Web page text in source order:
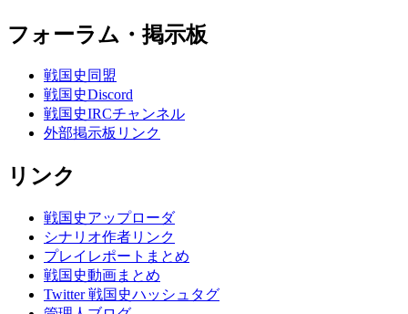
フォーラム・掲示板
戦国史同盟
戦国史Discord
戦国史IRCチャンネル
外部掲示板リンク
リンク
戦国史アップローダ
シナリオ作者リンク
プレイレポートまとめ
戦国史動画まとめ
Twitter 戦国史ハッシュタグ